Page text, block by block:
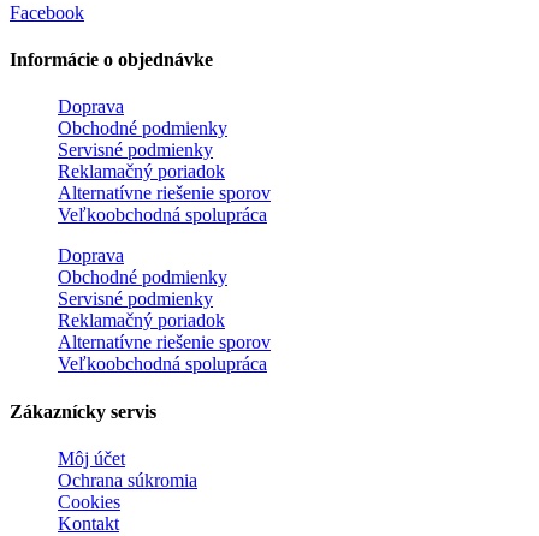
Facebook
Informácie o objednávke
Doprava
Obchodné podmienky
Servisné podmienky
Reklamačný poriadok
Alternatívne riešenie sporov
Veľkoobchodná spolupráca
Doprava
Obchodné podmienky
Servisné podmienky
Reklamačný poriadok
Alternatívne riešenie sporov
Veľkoobchodná spolupráca
Zákaznícky servis
Môj účet
Ochrana súkromia
Cookies
Kontakt